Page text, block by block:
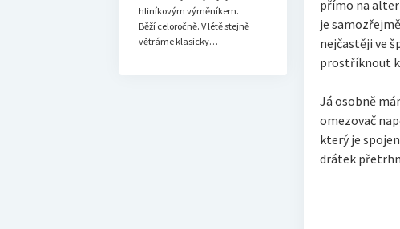
přímo na
je
nejčastěji ve
prostříknout
Já osobně
omezovač
který je
drátek
hliníkovým výměníkem.
Běží celoročně. V létě stejně
větráme klasicky…